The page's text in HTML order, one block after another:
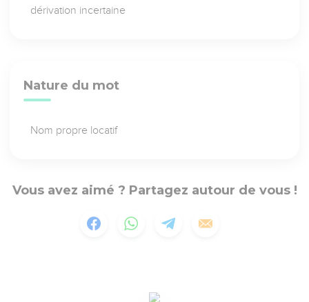
dérivation incertaine
Nature du mot
Nom propre locatif
Vous avez aimé ? Partagez autour de vous !